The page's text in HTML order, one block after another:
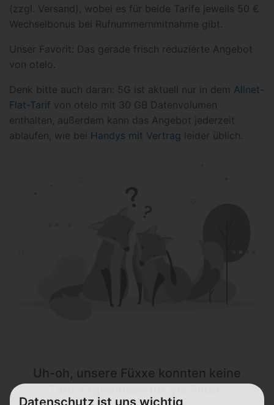
(zzgl. Versand), wobei es für beide Tarife jeweils 50 €
Wechselbonus bei Rufnummernmitnahme gibt.
Unser Favorit: Das gerade frisch reduzierte Angebot
von otelo.
Denk bitte auch daran: 5G ist aktuell nur in dem Allnet-
Flat-Tarif von otelo mit 30 GB Datenvolumen
enthalten, außerdem kann das Angebot jederzeit
ablaufen, wie bei Handys mit Vertrag leider üblich.
Uh-oh, unsere Füxxe konnten keine
Datenschutz ist uns wichtig